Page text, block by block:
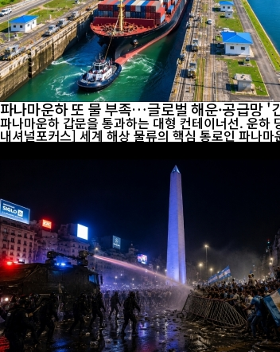
파나마운하 또 물 부족…글로벌 해운·공급망
파나마운하 갑문을 통과하는 대형 컨테이너선. 운하
내셔널포커스] 세계 해상 물류의 핵심 통로인 파나